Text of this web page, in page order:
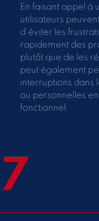
En faisant appel à
utilisateurs
d’éviter les
rapidement des
plutôt que de les
peut également
interruptions dans
ou personnelles
fonctionnel.
7